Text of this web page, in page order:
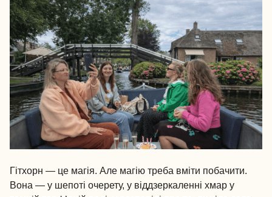
Гітхорн — це магія. Але магію треба вміти побачити.
Вона — у шепоті очерету, у віддзеркаленні хмар у